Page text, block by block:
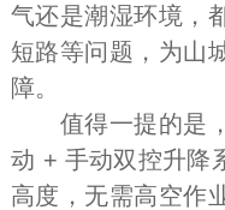
气还是潮湿环境，
短路等问题，为山
障。
值得一提的是，
动 + 手动双控升降
高度，无需高空作